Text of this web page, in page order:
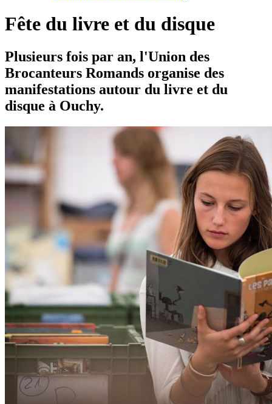
Fête du livre et du disque
Plusieurs fois par an, l'Union des
Brocanteurs Romands organise des
manifestations autour du livre et du
disque à Ouchy.